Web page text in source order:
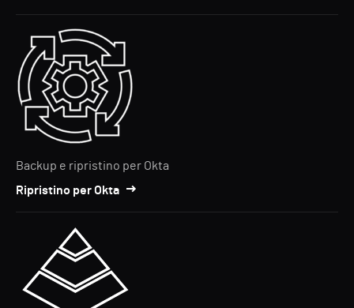
Backup e ripristino per Okta
Ripristino per Okta